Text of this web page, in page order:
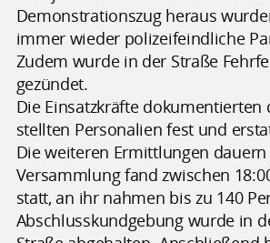
Demonstrationszug heraus
immer wieder polizeifeindliche
Zudem wurde in der Straße
gezündet.
Die Einsatzkräfte dokumentierten
stellten Personalien fest und
Die weiteren Ermittlungen dauern
Versammlung fand zwischen
statt, an ihr nahmen bis zu 140
Abschlusskundgebung wurde in